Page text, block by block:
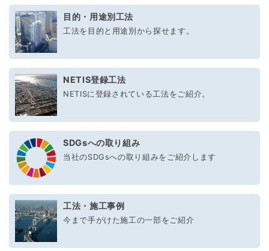
目的・用途別工法
工法を目的と用途別から探せます。
NETIS登録工法
NETISに登録されている工法をご紹介。
SDGsへの取り組み
当社のSDGsへの取り組みをご紹介します
工法・施工事例
今まで手がけた施工の一部をご紹介